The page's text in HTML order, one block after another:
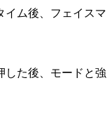
イム後、フェイス
た後、モードと